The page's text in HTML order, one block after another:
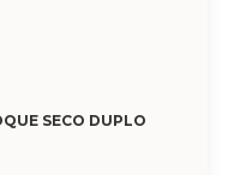
SECO DUPLO